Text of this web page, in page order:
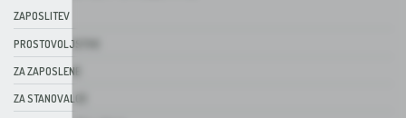
ZAPOSLITEV
PROSTOVOLJSTVO
ZA ZAPOSLENE
ZA STANOVALCE